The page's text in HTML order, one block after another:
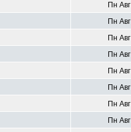
Пн
Пн
Пн
Пн
Пн
Пн
Пн
Пн